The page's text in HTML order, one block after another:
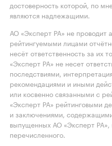
достоверность которой, по
являются надлежащими.
АО «Эксперт РА» не проводит
рейтингуемыми лицами
несёт ответственность за их
«Эксперт РА» не несет
последствиями,
рекомендациями и иными
или косвенно связанными с
«Эксперт РА» рейтинговыми
и заключениями,
выпущенных АО «Эксперт РА»,
перечисленного.